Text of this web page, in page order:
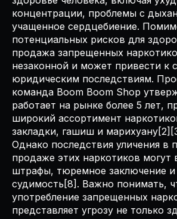
концентрации, проблемы с
учащенное сердцебиение.
потенциальных рисков для
продажа запрещенных
незаконной и может привести к
юридическим последствиям.
команда Boom Boom Shop
работает на рынке более 5 лет,
широкий ассортимент
закладки, гашиш и
Однако последствия уличения в
продаже этих наркотиков могут
штрафы, тюремное заключение
судимость[8]. Важно понимать,
употребление запрещенных
представляет угрозу не только